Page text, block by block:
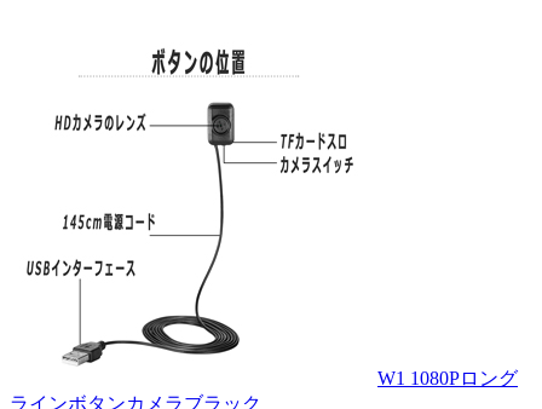
W1 1080Pロング
ラインボタンカメラブラック